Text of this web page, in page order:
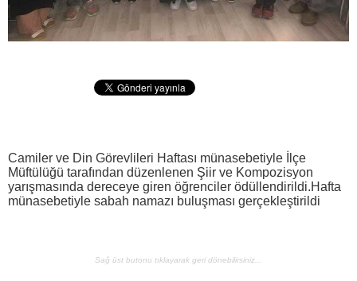
Camiler ve Din Görevlileri Haftası münasebetiyle İlçe
Müftülüğü tarafından düzenlenen Şiir ve Kompozisyon
yarışmasında dereceye giren öğrenciler ödüllendirildi.Hafta
münasebetiyle sabah namazı buluşması gerçekleştirildi
Sağ üst butonu tıklayarak geri dönebilirsiniz...